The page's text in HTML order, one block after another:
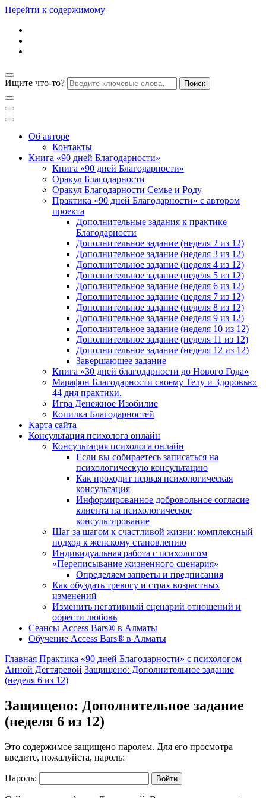
Перейти к содержимому
Ищите что-то?
Практическая
психология для
женщин
Об авторе
Контакты
Книга «90 дней Благодарности»
Книга «90 дней Благодарности»
Оракул Благодарности
Оракул Благодарности Семье и Роду
Практика «90 дней Благодарности» с автором
проекта
Дополнительные задания к практике
Благодарности
Дополнительное задание (неделя 2 из 12)
Дополнительное задание (неделя 3 из 12)
Дополнительное задание (неделя 4 из 12)
Дополнительное задание (неделя 5 из 12)
Дополнительное задание (неделя 6 из 12)
Дополнительное задание (неделя 7 из 12)
Дополнительное задание (неделя 8 из 12)
Дополнительное задание (неделя 9 из 12)
Дополнительное задание (неделя 10 из 12)
Дополнительное задание (неделя 11 из 12)
Дополнительное задание (неделя 12 из 12)
Завершающее задание
Книга «30 дней благодарности до Нового Года»
Марафон Благодарности своему Телу и Здоровью:
44 дня практики.
Игра Денежное Изобилие
Копилка Благодарностей
Карта сайта
Консультация психолога онлайн
Консультация психолога онлайн
Если вы собираетесь записаться на
психологическую консультацию
Как проходит первая психологическая
консультация
Информированное добровольное согласие
клиента на психологическое
консультирование
Шаг за шагом к счастливой жизни: комплексный
подход к женскому становлению
Индивидуальная работа с психологом
«Переписывание жизненного сценария»
Определяем запреты и предписания
Как обуздать тревогу и страх возрастных
изменений
Изменить негативный сценарий отношений и
обрести любовь
Cеансы Access Bars® в Алматы
Обучение Access Bars® в Алматы
Главная Практика «90 дней Благодарности» с психологом
Анной Дегтяревой Защищено: Дополнительное задание
(неделя 6 из 12)
Защищено: Дополнительное задание
(неделя 6 из 12)
Это содержимое защищено паролем. Для его просмотра
введите, пожалуйста, пароль:
Пароль: